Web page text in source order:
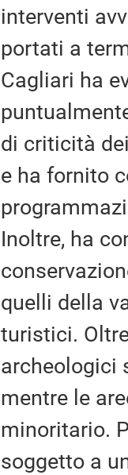
interventi
portati a
Cagliari ha
di criticità
e ha fornito
Inoltre, ha
quelli della
turistici.
archeologici
mentre le
minoritario.
soggetto a